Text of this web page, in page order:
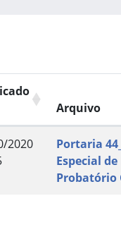
Arquivo
2020
Portaria
Especial
Probatório